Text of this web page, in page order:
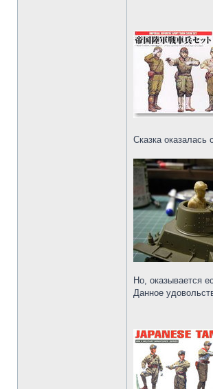
Сказка оказалась
Но, оказывается
Данное